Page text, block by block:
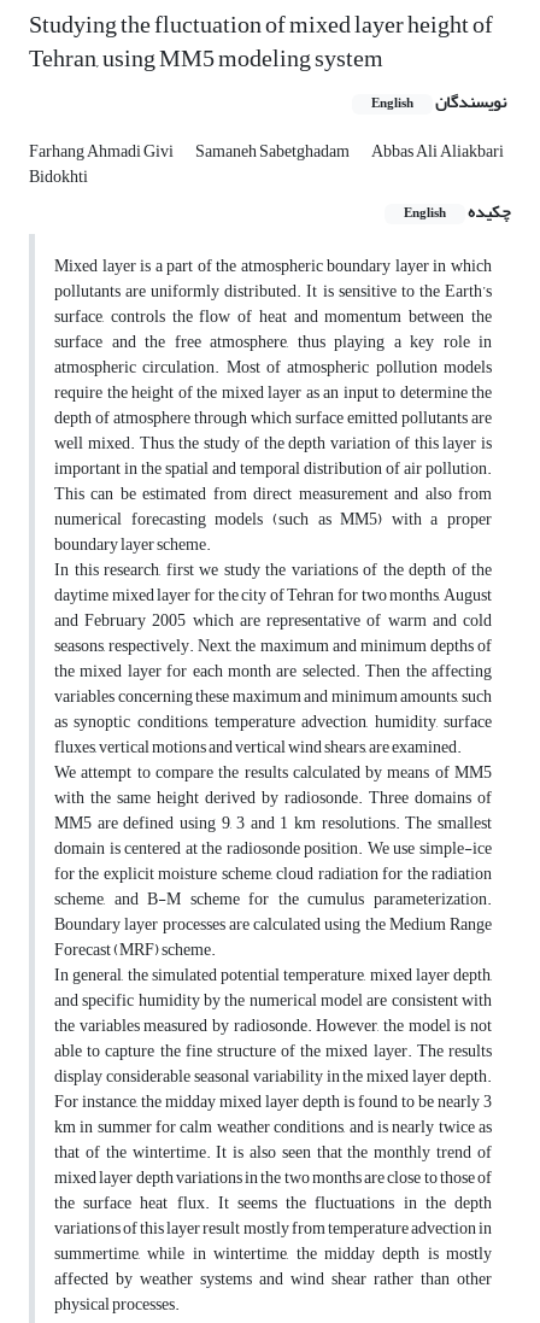
Studying the fluctuation of mixed layer height of
Tehran, using MM5 modeling system
نویسندگان English
Farhang Ahmadi Givi Samaneh Sabetghadam Abbas Ali Aliakbari
Bidokhti
چکیده
English
Mixed layer is a part of the atmospheric boundary layer in which
pollutants are uniformly distributed. It is sensitive to the Earth’s
surface, controls the flow of heat and momentum between the
surface and the free atmosphere, thus playing a key role in
atmospheric circulation. Most of atmospheric pollution models
require the height of the mixed layer as an input to determine the
depth of atmosphere through which surface emitted pollutants are
well mixed. Thus, the study of the depth variation of this layer is
important in the spatial and temporal distribution of air pollution.
This can be estimated from direct measurement and also from
numerical forecasting models (such as MM5) with a proper
boundary layer scheme.
In this research, first we study the variations of the depth of the
daytime mixed layer for the city of Tehran for two months, August
and February 2005 which are representative of warm and cold
seasons, respectively. Next, the maximum and minimum depths of
the mixed layer for each month are selected. Then the affecting
variables concerning these maximum and minimum amounts, such
as synoptic conditions, temperature advection, humidity, surface
fluxes, vertical motions and vertical wind shears, are examined.
We attempt to compare the results calculated by means of MM5
with the same height derived by radiosonde. Three domains of
MM5 are defined using 9, 3 and 1 km resolutions. The smallest
domain is centered at the radiosonde position. We use simple-ice
for the explicit moisture scheme, cloud radiation for the radiation
scheme, and B-M scheme for the cumulus parameterization.
Boundary layer processes are calculated using the Medium Range
Forecast (MRF) scheme.
In general, the simulated potential temperature, mixed layer depth,
and specific humidity by the numerical model are consistent with
the variables measured by radiosonde. However, the model is not
able to capture the fine structure of the mixed layer. The results
display considerable seasonal variability in the mixed layer depth.
For instance, the midday mixed layer depth is found to be nearly 3
km in summer for calm weather conditions, and is nearly twice as
that of the wintertime. It is also seen that the monthly trend of
mixed layer depth variations in the two months are close to those of
the surface heat flux. It seems the fluctuations in the depth
variations of this layer result mostly from temperature advection in
summertime, while in wintertime, the midday depth is mostly
affected by weather systems and wind shear rather than other
physical processes.